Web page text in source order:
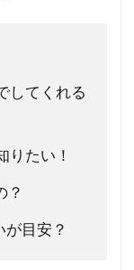
してくれる
りたい！
？
目安？